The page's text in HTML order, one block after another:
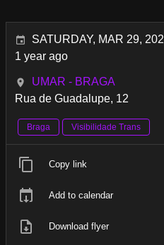
SATURDAY, MAR 29,
1 year ago
UMAR - BRAGA
Rua de Guadalupe, 12
Braga Visibilidade Trans
Copy link
Add to calendar
Download flyer